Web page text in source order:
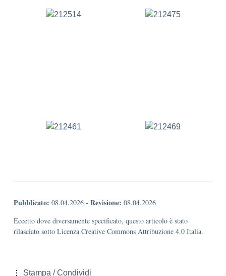
Pubblicato: 08.04.2026 - Revisione: 08.04.2026
Eccetto dove diversamente specificato, questo articolo è stato
rilasciato sotto Licenza Creative Commons Attribuzione 4.0 Italia.
Stampa / Condividi